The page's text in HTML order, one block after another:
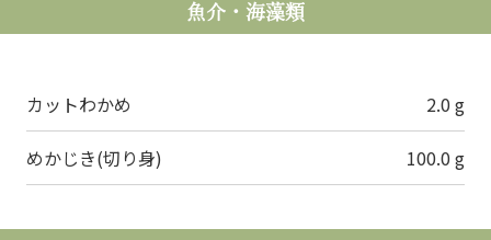
魚介・海藻類
カットわかめ 2.0 g
めかじき(切り身) 100.0 g